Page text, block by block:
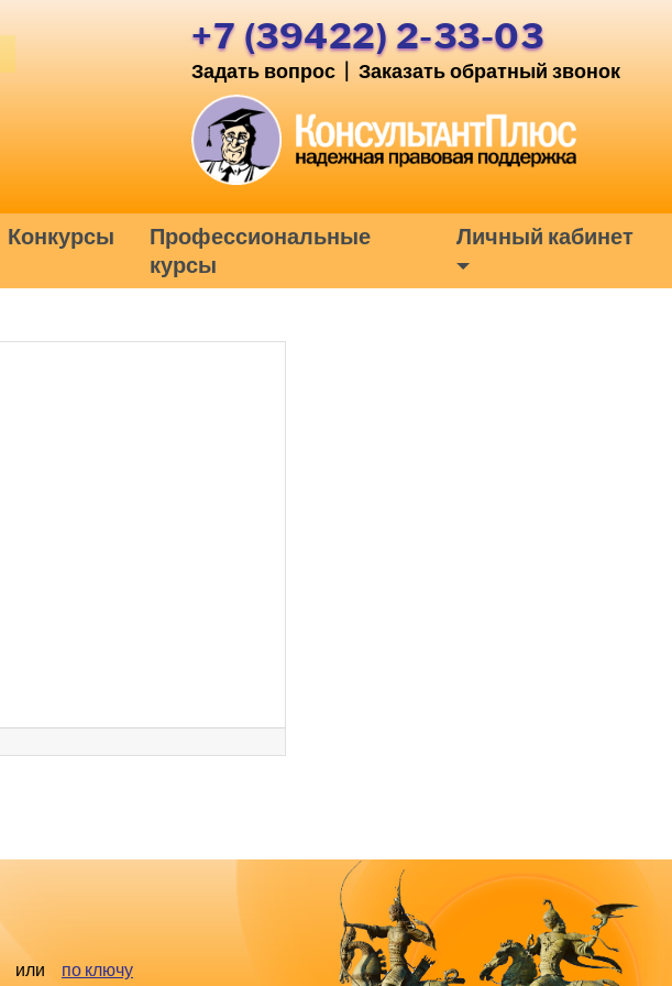
+7 (39422) 2-33-03
Задать вопрос Заказать обратный звонок
Конкурсы
Профессиональные
курсы
Личный кабинет
или по ключу